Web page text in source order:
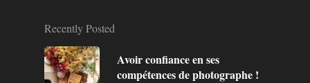
Recently Posted
Avoir confiance en ses
compétences de photographe !